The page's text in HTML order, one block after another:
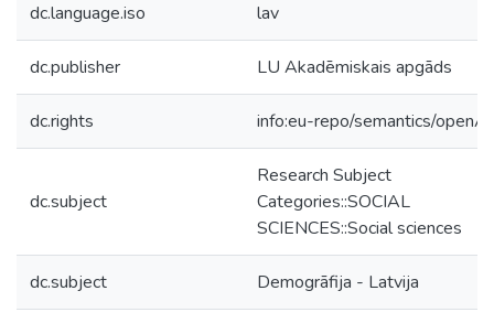
dc.language.iso lav
dc.publisher LU Akadēmiskais apgāds
dc.rights info:eu-repo/semantics/
dc.subject
Research Subject
Categories::SOCIAL
SCIENCES::Social sciences
dc.subject Demogrāfija - Latvija